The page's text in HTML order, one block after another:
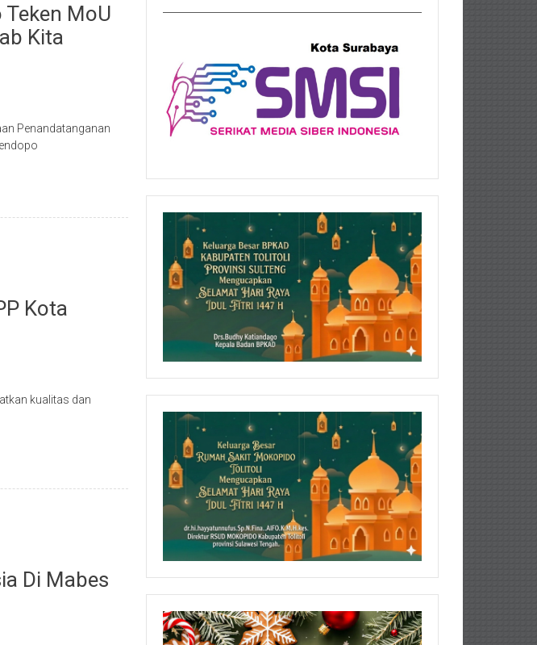
Teken MoU
Kita
Penandatanganan
Kota
kualitas dan
Di Mabes